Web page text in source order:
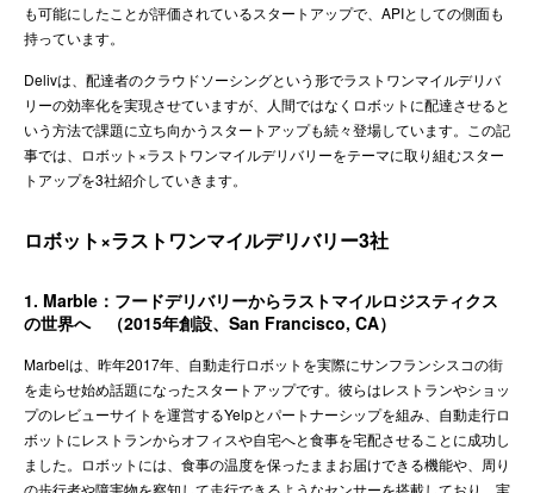
も可能にしたことが評価されているスタートアップで、APIとしての側面も
持っています。
Delivは、配達者のクラウドソーシングという形でラストワンマイルデリバ
リーの効率化を実現させていますが、人間ではなくロボットに配達させると
いう方法で課題に立ち向かうスタートアップも続々登場しています。この記
事では、ロボット×ラストワンマイルデリバリーをテーマに取り組むスター
トアップを3社紹介していきます。
ロボット×ラストワンマイルデリバリー3社
1. Marble：フードデリバリーからラストマイルロジスティクス
の世界へ （2015年創設、San Francisco, CA）
Marbelは、昨年2017年、自動走行ロボットを実際にサンフランシスコの街
を走らせ始め話題になったスタートアップです。彼らはレストランやショッ
プのレビューサイトを運営するYelpとパートナーシップを組み、自動走行ロ
ボットにレストランからオフィスや自宅へと食事を宅配させることに成功し
ました。ロボットには、食事の温度を保ったままお届けできる機能や、周り